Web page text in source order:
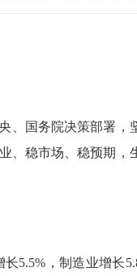
、国务院决策部署
稳市场、稳预期
长5.5% ，制造业增长